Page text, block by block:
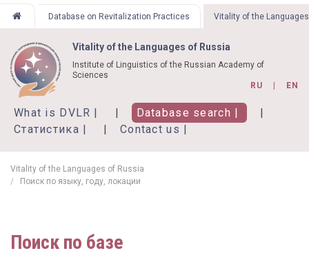
Skip
content
Database on Revitalization Practices Vitality of the
Vitality of the Languages of Russia
Institute of Linguistics of the Russian Academy of
Sciences
RU
EN
What is DVLR
Database search
Статистика
Contact us
Vitality of the Languages of Russia
Поиск по языку, году, локации
Поиск по базе